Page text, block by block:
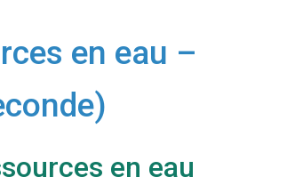
en eau –
en eau